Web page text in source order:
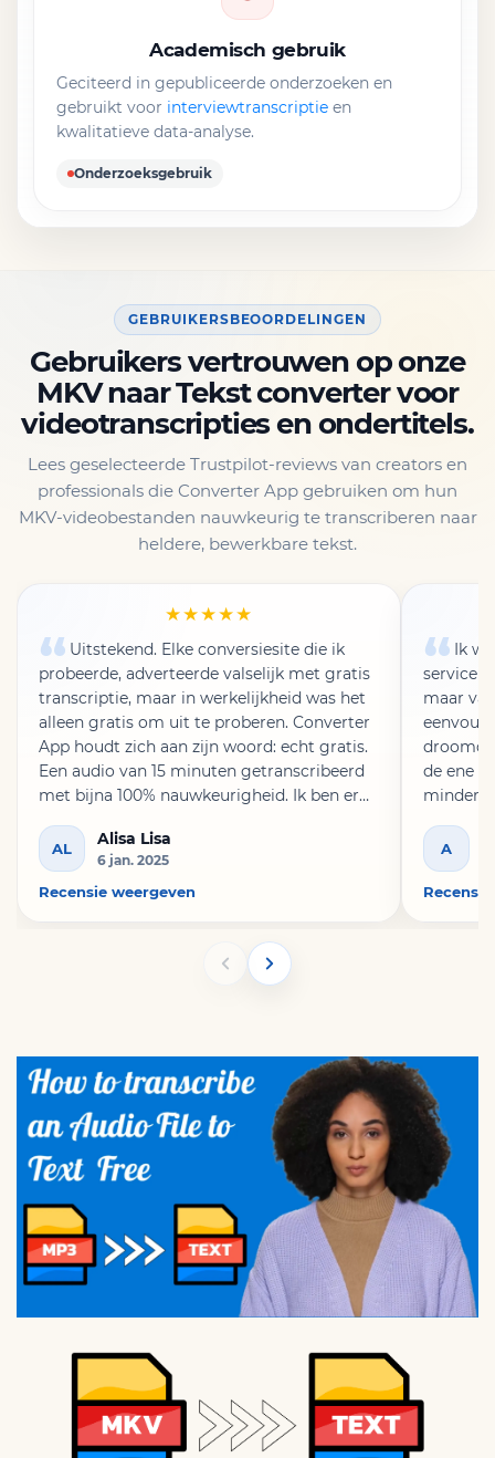
Academisch gebruik
Geciteerd in gepubliceerde onderzoeken en
gebruikt voor interviewtranscriptie en
kwalitatieve data-analyse.
Onderzoeksgebruik
GEBRUIKERSBEOORDELINGEN
Gebruikers vertrouwen op onze
MKV naar Tekst converter voor
videotranscripties en ondertitels.
Lees geselecteerde Trustpilot-reviews van creators en
professionals die Converter App gebruiken om hun
MKV-videobestanden nauwkeurig te transcriberen naar
heldere, bewerkbare tekst.
★★★★★
Uitstekend. Elke conversiesite die ik
probeerde, adverteerde valselijk met gratis
transcriptie, maar in werkelijkheid was het
alleen gratis om uit te proberen. Converter
App houdt zich aan zijn woord: echt gratis.
Een audio van 15 minuten getranscribeerd
met bijna 100% nauwkeurigheid. Ik ben er
opnieuw gebruiken en met plezier doneren.
AL
Alisa Lisa
6 jan. 2025
Recensie weergeven
Ik
service
maar
de ene
minder
A